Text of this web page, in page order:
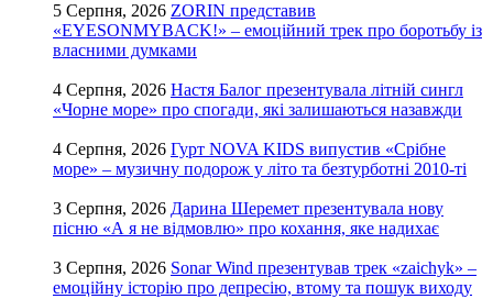
5 Серпня, 2026 ZORIN представив
«EYESONMYBACK!» – емоційний трек про боротьбу із
власними думками
4 Серпня, 2026 Настя Балог презентувала літній сингл
«Чорне море» про спогади, які залишаються назавжди
4 Серпня, 2026 Гурт NOVA KIDS випустив «Срібне
море» – музичну подорож у літо та безтурботні 2010-ті
3 Серпня, 2026 Дарина Шеремет презентувала нову
пісню «А я не відмовлю» про кохання, яке надихає
3 Серпня, 2026 Sonar Wind презентував трек «zaichyk» –
емоційну історію про депресію, втому та пошук виходу